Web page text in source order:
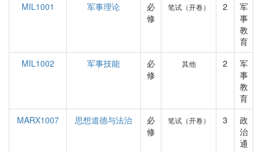
MIL1001
军事理论
必
修
笔试（开卷） 2
军
事
教
育
MIL1002
军事技能
必
修
其他 2
军
事
教
育
MARX1007
思想道德与法治
必
修
笔试（开卷） 3
政
治
通